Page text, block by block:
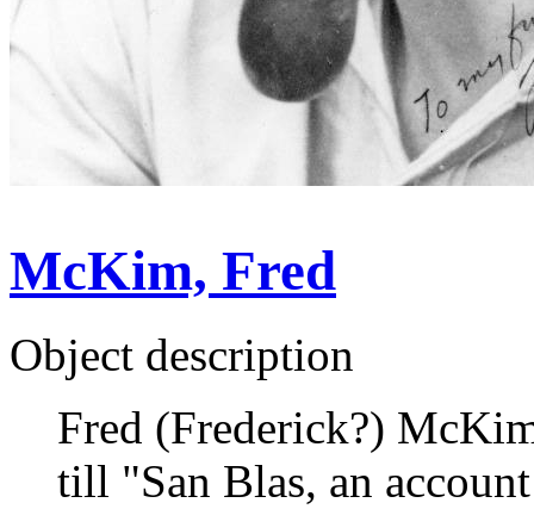
McKim, Fred
Object description
Fred (Frederick?)
till "San Blas, an